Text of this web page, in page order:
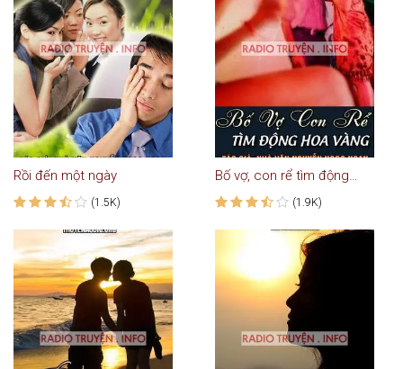
Rồi đến một ngày
(1.5K)
Bố vợ, con rể tìm động hoa vàng
(1.9K)